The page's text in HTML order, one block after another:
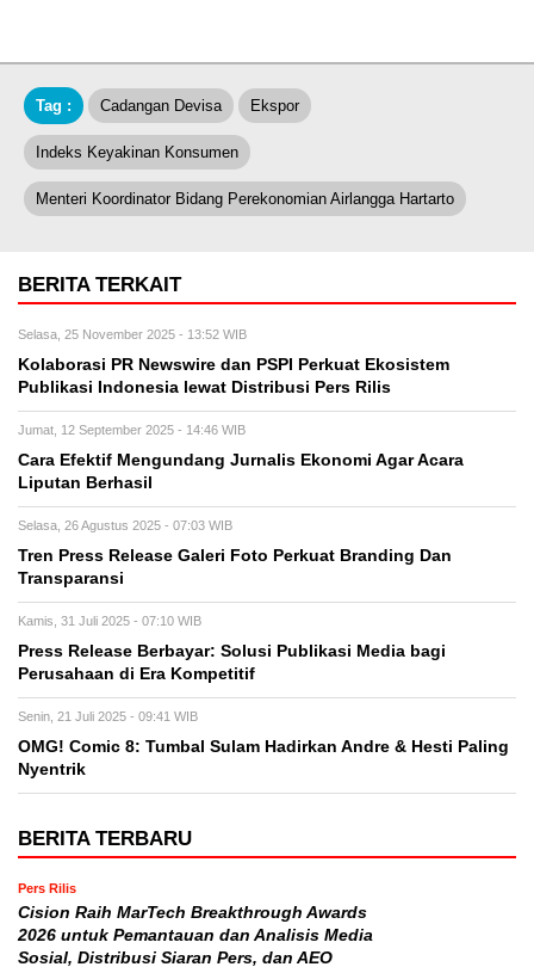
Tag : Cadangan Devisa Ekspor
Indeks Keyakinan Konsumen
Menteri Koordinator Bidang Perekonomian Airlangga Hartarto
BERITA TERKAIT
Selasa, 25 November 2025 - 13:52 WIB
Kolaborasi PR Newswire dan PSPI Perkuat Ekosistem
Publikasi Indonesia lewat Distribusi Pers Rilis
Jumat, 12 September 2025 - 14:46 WIB
Cara Efektif Mengundang Jurnalis Ekonomi Agar Acara
Liputan Berhasil
Selasa, 26 Agustus 2025 - 07:03 WIB
Tren Press Release Galeri Foto Perkuat Branding Dan
Transparansi
Kamis, 31 Juli 2025 - 07:10 WIB
Press Release Berbayar: Solusi Publikasi Media bagi
Perusahaan di Era Kompetitif
Senin, 21 Juli 2025 - 09:41 WIB
OMG! Comic 8: Tumbal Sulam Hadirkan Andre & Hesti Paling
Nyentrik
BERITA TERBARU
Pers Rilis
Cision Raih MarTech Breakthrough Awards
2026 untuk Pemantauan dan Analisis Media
Sosial, Distribusi Siaran Pers, dan AEO